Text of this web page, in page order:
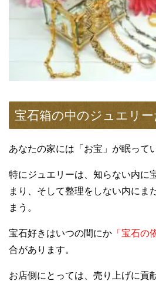
宝石箱の中のジュエリー
あなたの家には「お宝」が眠って
特にジュエリーは、知らない内に
まり、そして整理をしない内にま
まう。
宝石好きはいつの間にか 「宝石の
合があります。
お店側にとっては、売り上げに貢